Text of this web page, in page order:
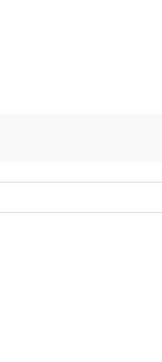
14Baden-